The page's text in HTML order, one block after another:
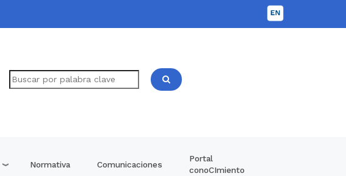
Normativa Comunicaciones
Portal
conoCImiento